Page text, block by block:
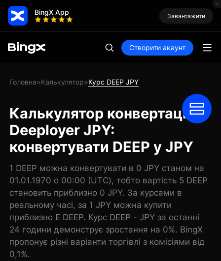
BingX App Завантажити
Створити акаунт
Головна>Калькулятор>Курс DEEP JPY
Калькулятор конвертації
Deeployer JPY:
конвертувати DEEP у JPY
1 DEEP можна конвертувати в 0 JPY станом на
01.01.1970 о 00:00 (UTC), тобто вартість 5 DEEP
становить приблизно 0 JPY. За курсами в
реальному часі, за 1 JPY можна купити
приблизно E DEEP. Курс DEEP - JPY за останні
24 години демонструє зростання на 0%. BingX
пропонує різні варіанти торгівлі з комісіями від
0,1%.